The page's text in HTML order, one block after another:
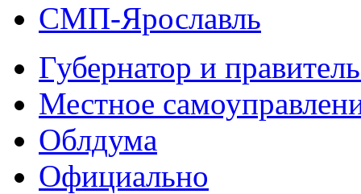
СМП-Ярославль
Губернатор и
Местное
Облдума
Официально